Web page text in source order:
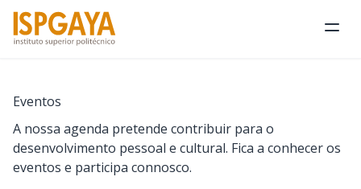
Eventos
A nossa agenda pretende contribuir para o
desenvolvimento pessoal e cultural. Fica a conhecer os
eventos e participa connosco.